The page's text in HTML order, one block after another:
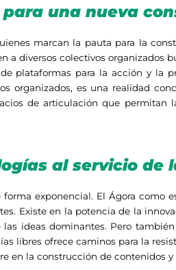
una nueva
marcan la pauta para la
diversos colectivos organizados
plataformas para la acción y la
organizados, es una realidad
de articulación que permitan
al servicio de
exponencial. El Ágora como
Existe en la potencia de la
ideas dominantes. Pero
libres ofrece caminos para la
en la construcción de contenidos y